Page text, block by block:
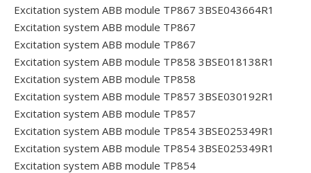
Excitation system ABB module TP867 3BSE043664R1
Excitation system ABB module TP867
Excitation system ABB module TP867
Excitation system ABB module TP858 3BSE018138R1
Excitation system ABB module TP858
Excitation system ABB module TP857 3BSE030192R1
Excitation system ABB module TP857
Excitation system ABB module TP854 3BSE025349R1
Excitation system ABB module TP854 3BSE025349R1
Excitation system ABB module TP854